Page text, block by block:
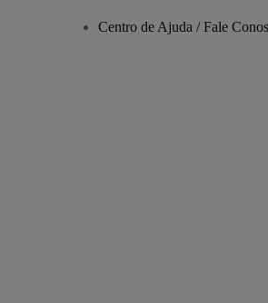
Centro de Ajuda / Fale